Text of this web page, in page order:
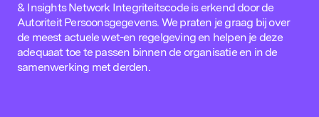
& Insights Network Integriteitscode is erkend door de
Autoriteit Persoonsgegevens. We praten je graag bij over
de meest actuele wet-en regelgeving en helpen je deze
adequaat toe te passen binnen de organisatie en in de
samenwerking met derden.